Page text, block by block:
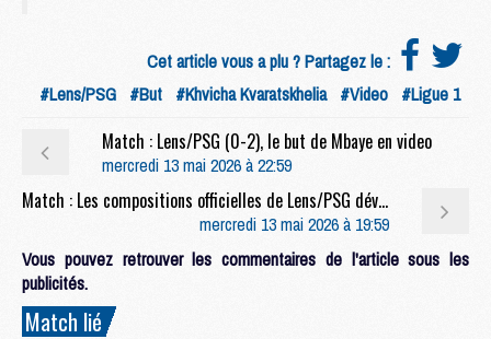
Cet article vous a plu ? Partagez le :
#Lens/PSG #But #Khvicha Kvaratskhelia #Video #Ligue 1
Match : Lens/PSG (0-2), le but de Mbaye en video
mercredi 13 mai 2026 à 22:59
Match : Les compositions officielles de Lens/PSG dévoilées, Barcola titulaire
mercredi 13 mai 2026 à 19:59
Vous pouvez retrouver les commentaires de l'article sous les
publicités.
Match lié